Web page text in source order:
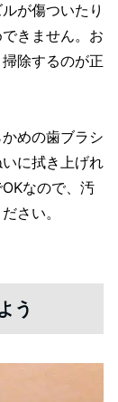
が傷ついたり
きません。お
除するのが正
めの歯ブラシ
に拭き上げれ
なので、汚
さい。
う